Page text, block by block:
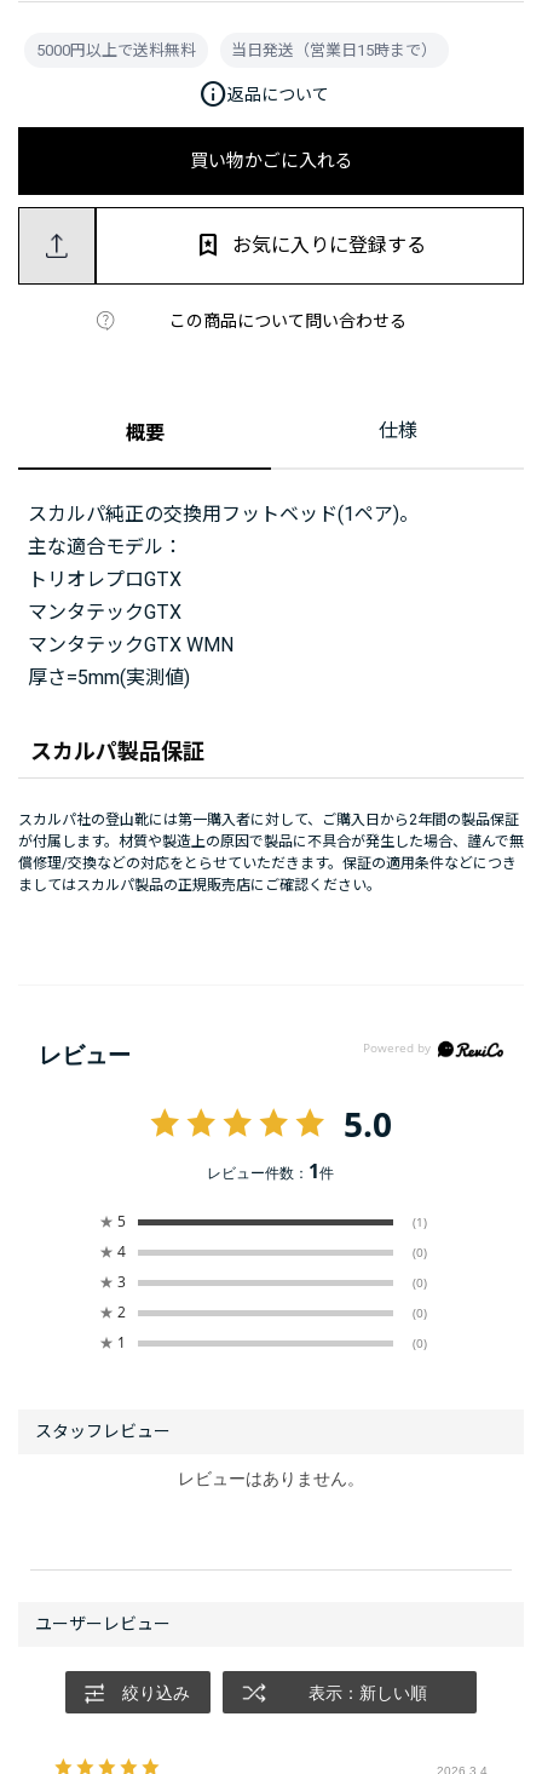
買い物かごに入れる
この商品について問い合わせる
お気に入りに登録する
5000円以上で送料無料 当日発送（営業日15時まで）
info返品について
概要 仕様
スカルパ純正の交換用フットベッド(1ペア)。
主な適合モデル：
トリオレプロGTX
マンタテックGTX
マンタテックGTX WMN
厚さ=5mm(実測値)
スカルパ製品保証
スカルパ社の登山靴には第一購入者に対して、ご購入日から2年間の製品保証
が付属します。材質や製造上の原因で製品に不具合が発生した場合、謹んで無
償修理/交換などの対応をとらせていただきます。保証の適用条件などにつき
ましてはスカルパ製品の正規販売店にご確認ください。
レビュー
5.0
レビュー件数： 1件
★ 5 (1)
★ 4 (0)
★ 3 (0)
★ 2 (0)
★ 1 (0)
絞り込み 表示：新しい順
2026.3.4
レビューはありません。